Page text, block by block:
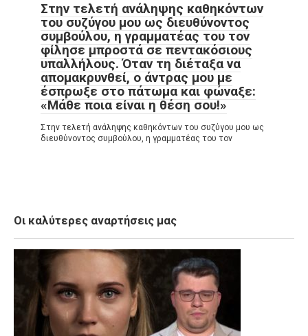
Στην τελετή ανάληψης καθηκόντων
του συζύγου μου ως διευθύνοντος
συμβούλου, η γραμματέας του τον
φίλησε μπροστά σε πεντακόσιους
υπαλλήλους. Όταν τη διέταξα να
απομακρυνθεί, ο άντρας μου με
έσπρωξε στο πάτωμα και φώναξε:
«Μάθε ποια είναι η θέση σου!»
Στην τελετή ανάληψης καθηκόντων του συζύγου μου ως
διευθύνοντος συμβούλου, η γραμματέας του τον
Οι καλύτερες αναρτήσεις μας